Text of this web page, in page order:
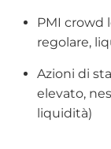
PMI crowd
regolare,
Azioni di
elevato,
liquidità)